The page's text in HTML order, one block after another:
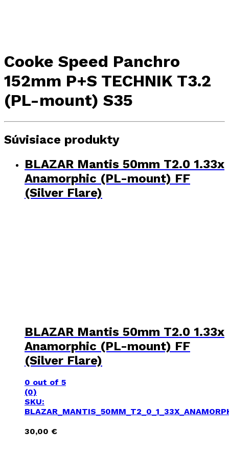
Cooke Speed Panchro
152mm P+S TECHNIK T3.2
(PL-mount) S35
Súvisiace produkty
BLAZAR Mantis 50mm T2.0 1.33x
Anamorphic (PL-mount) FF
(Silver Flare)
BLAZAR Mantis 50mm T2.0 1.33x
Anamorphic (PL-mount) FF
(Silver Flare)
0 out of 5
(0)
SKU:
30,00 €